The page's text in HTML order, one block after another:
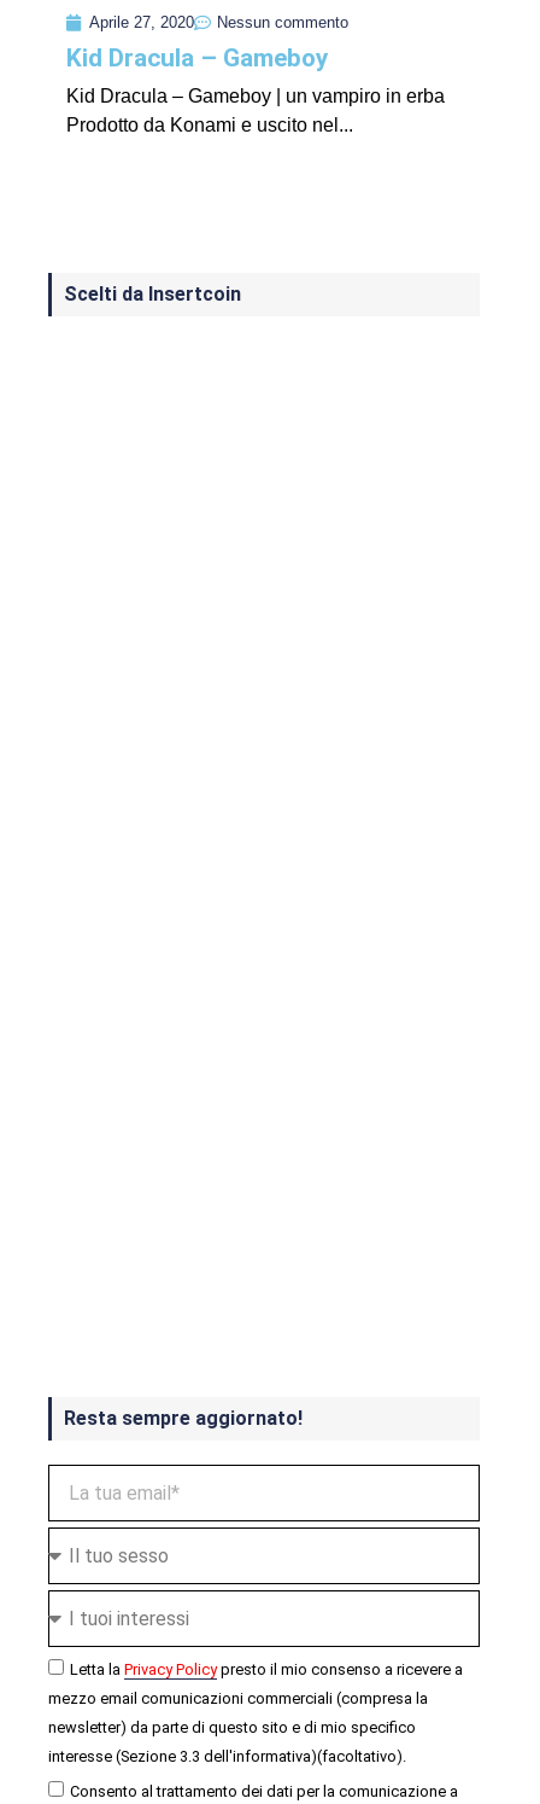
Aprile 27, 2020 Nessun commento
Kid Dracula – Gameboy
Kid Dracula – Gameboy | un vampiro in erba
Prodotto da Konami e uscito nel...
Scelti da Insertcoin
Resta sempre aggiornato!
Letta la Privacy Policypresto il mio consenso a ricevere a
mezzo email comunicazioni commerciali (compresa la
newsletter) da parte di questo sito e di mio specifico
interesse (Sezione 3.3 dell'informativa)(facoltativo).
Consento al trattamento dei dati per la comunicazione a